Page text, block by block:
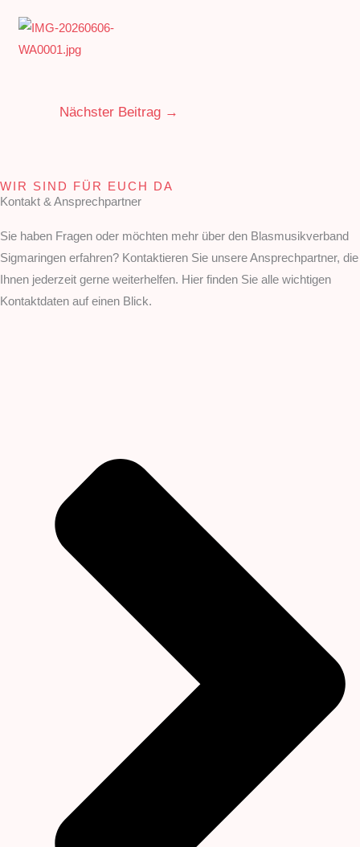
Nächster Beitrag →
WIR SIND FÜR EUCH DA
Kontakt & Ansprechpartner
Sie haben Fragen oder möchten mehr über den Blasmusikverband
Sigmaringen erfahren? Kontaktieren Sie unsere Ansprechpartner, die
Ihnen jederzeit gerne weiterhelfen. Hier finden Sie alle wichtigen
Kontaktdaten auf einen Blick.